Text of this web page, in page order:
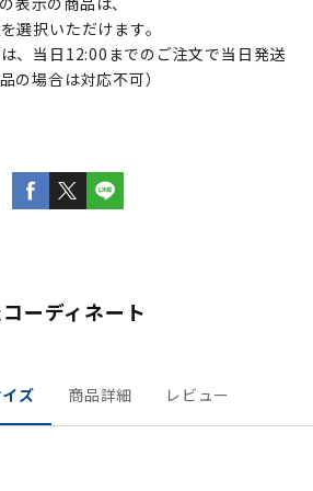
選択いただけます。
、当日12:00までのご注文で当日発送
の場合は対応不可）
ーディネート
ズ 商品詳細 レビュー